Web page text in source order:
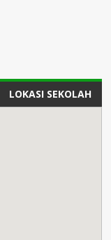
LOKASI SEKOLAH